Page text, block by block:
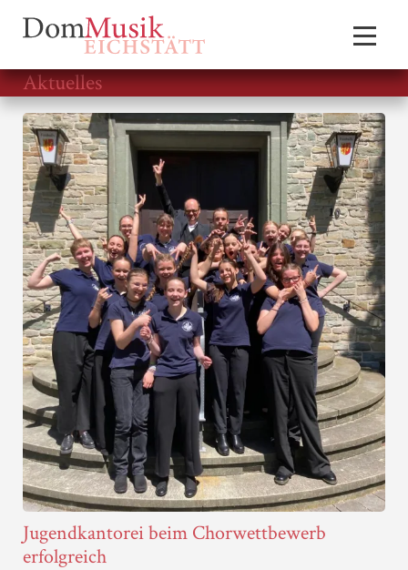
Aktuelles
Jugendkantorei beim Chorwettbewerb
erfolgreich